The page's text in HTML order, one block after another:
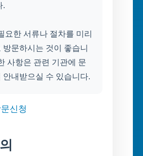
.
요한 서류나 절차를 미리
방문하시는 것이 좋습니
사항은 관련 기관에 문
안내받으실 수 있습니다.
신청